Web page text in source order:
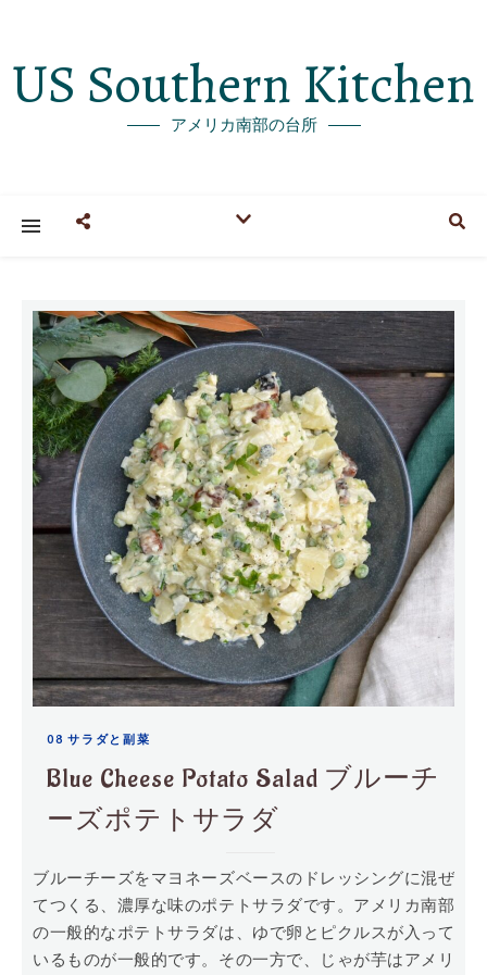
US Southern Kitchen
アメリカ南部の台所
08 サラダと副菜
Blue Cheese Potato Salad ブルーチ
ーズポテトサラダ
ブルーチーズをマヨネーズベースのドレッシングに混ぜ
てつくる、濃厚な味のポテトサラダです。アメリカ南部
の一般的なポテトサラダは、ゆで卵とピクルスが入って
いるものが一般的です。その一方で、じゃが芋はアメリ